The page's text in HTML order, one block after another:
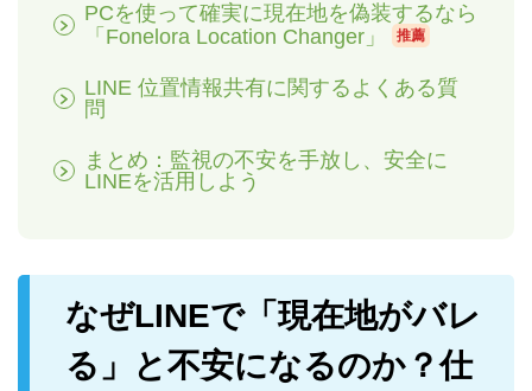
PCを使って確実に現在地を偽装するなら
「Fonelora Location Changer」
推薦
LINE 位置情報共有に関するよくある質
問
まとめ：監視の不安を手放し、安全に
LINEを活用しよう
なぜLINEで「現在地がバレ
る」と不安になるのか？仕